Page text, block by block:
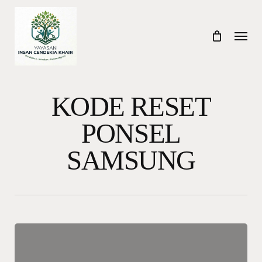
content
Menu
KODE RESET
PONSEL
SAMSUNG